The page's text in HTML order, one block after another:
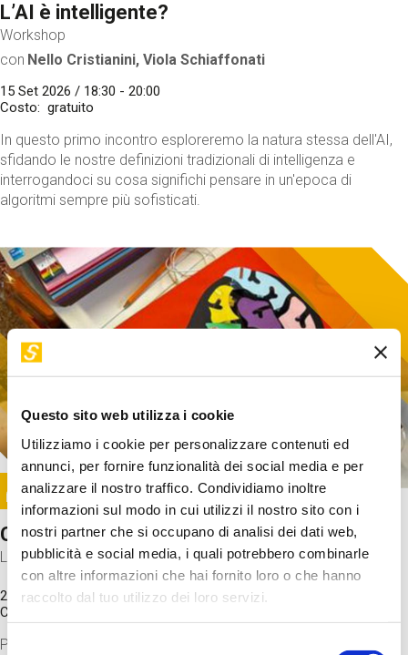
Questo sito web utilizza i cookie
Utilizziamo i cookie per personalizzare contenuti ed
annunci, per fornire funzionalità dei social media e per
analizzare il nostro traffico. Condividiamo inoltre
informazioni sul modo in cui utilizzi il nostro sito con i
nostri partner che si occupano di analisi dei dati web,
pubblicità e social media, i quali potrebbero combinarle
con altre informazioni che hai fornito loro o che hanno
raccolto dal tuo utilizzo dei loro servizi.
Selezione
L’AI è intelligente?
Workshop
con Nello Cristianini, Viola Schiaffonati
15 Set 2026 / 18:30 - 20:00
Costo
gratuito
In questo primo incontro esploreremo la natura stessa dell'AI,
sfidando le nostre definizioni tradizionali di intelligenza e
interrogandoci su cosa significhi pensare in un'epoca di
algoritmi sempre più sofisticati.
Image
SUNDAY@STEP
Come funziona il cervello?
Laboratorio
20 Set 2026 / 11:15 - 13:00
Costo
Proveremo a costruire un cervello in cartoncino cercando di